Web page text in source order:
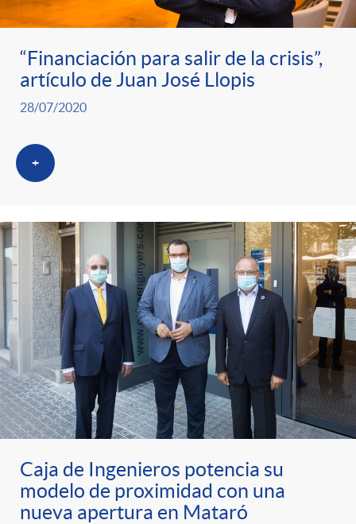
“Financiación para salir de la crisis”,
artículo de Juan José Llopis
28/07/2020
+
Caja de Ingenieros potencia su
modelo de proximidad con una
nueva apertura en Mataró